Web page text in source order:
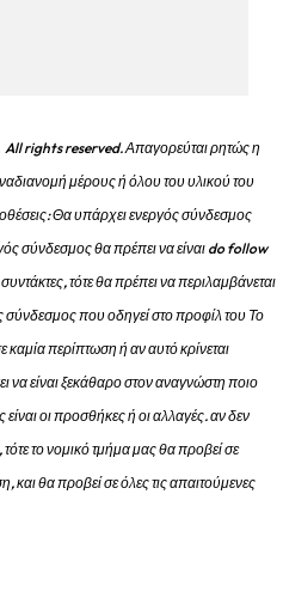
rights reserved. Απαγορεύται ρητώς η
μέρους ή όλου του υλικού του
Θα υπάρχει ενεργός σύνδεσμος
σύνδεσμος θα πρέπει να είναι do follow
τότε θα πρέπει να περιλαμβάνεται
σύνδεσμος που οδηγεί στο προφίλ του Το
καμία περίπτωση ή αν αυτό κρίνεται
να είναι ξεκάθαρο στον αναγνώστη ποιο
είναι οι προσθήκες ή οι αλλαγές. αν δεν
το νομικό τμήμα μας θα προβεί σε
και θα προβεί σε όλες τις απαιτούμενες